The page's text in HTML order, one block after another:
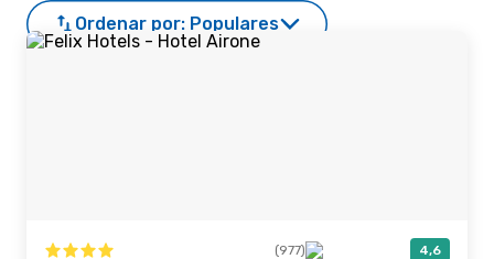
Ordenar por: Populares
(977) 4,6